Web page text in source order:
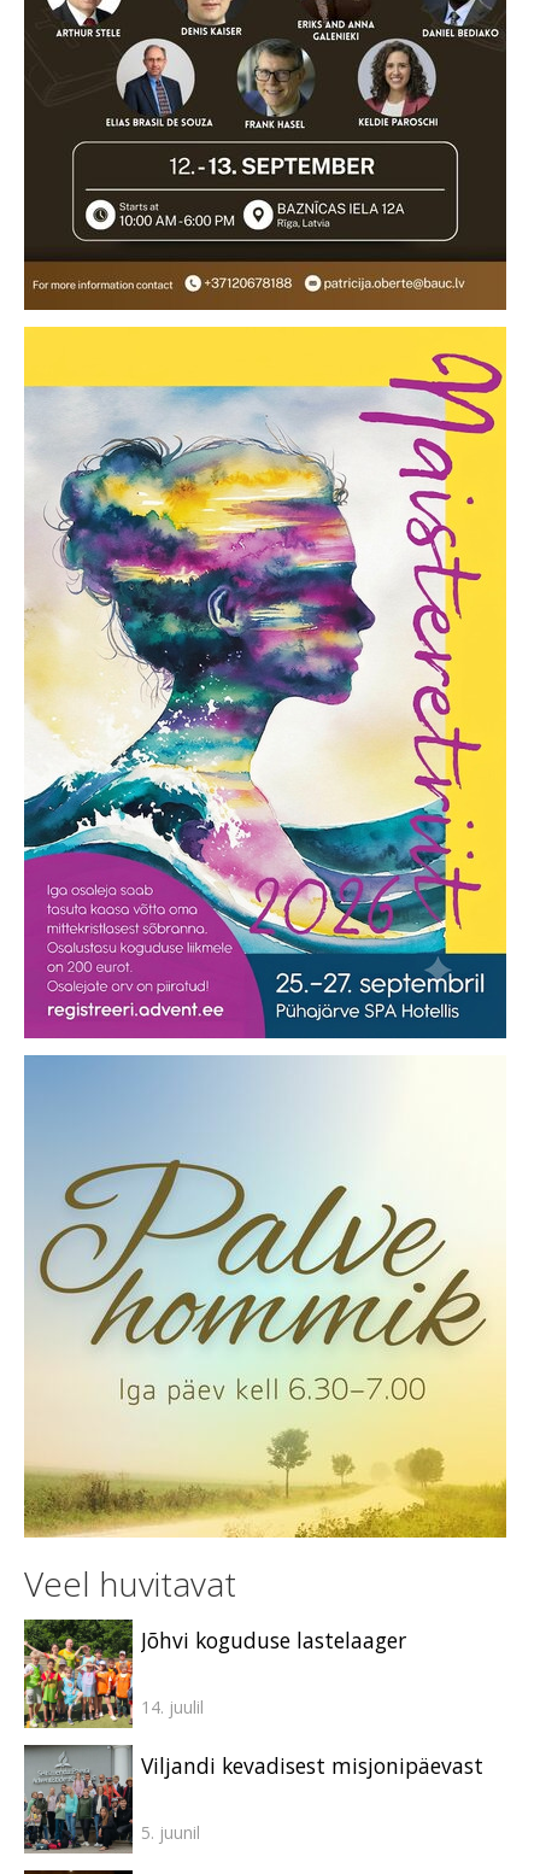
Veel huvitavat
Jõhvi koguduse lastelaager
14. juulil
Viljandi kevadisest misjonipäevast
5. juunil